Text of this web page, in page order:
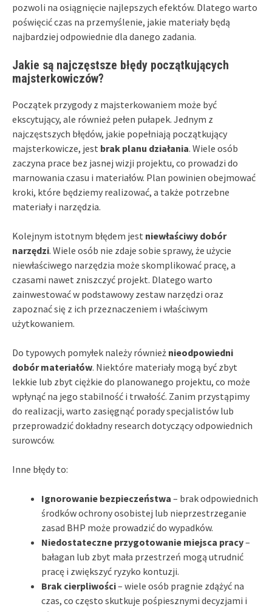
pozwoli na osiągnięcie najlepszych efektów. Dlatego warto
poświęcić czas na przemyślenie, jakie materiały będą
najbardziej odpowiednie dla danego zadania.
Jakie są najczęstsze błędy początkujących
majsterkowiczów?
Początek przygody z majsterkowaniem może być
ekscytujący, ale również pełen pułapek. Jednym z
najczęstszych błędów, jakie popełniają początkujący
majsterkowicze, jest brak planu działania. Wiele osób
zaczyna prace bez jasnej wizji projektu, co prowadzi do
marnowania czasu i materiałów. Plan powinien obejmować
kroki, które będziemy realizować, a także potrzebne
materiały i narzędzia.
Kolejnym istotnym błędem jest niewłaściwy dobór
narzędzi. Wiele osób nie zdaje sobie sprawy, że użycie
niewłaściwego narzędzia może skomplikować pracę, a
czasami nawet zniszczyć projekt. Dlatego warto
zainwestować w podstawowy zestaw narzędzi oraz
zapoznać się z ich przeznaczeniem i właściwym
użytkowaniem.
Do typowych pomyłek należy również nieodpowiedni
dobór materiałów. Niektóre materiały mogą być zbyt
lekkie lub zbyt ciężkie do planowanego projektu, co może
wpłynąć na jego stabilność i trwałość. Zanim przystąpimy
do realizacji, warto zasięgnąć porady specjalistów lub
przeprowadzić dokładny research dotyczący odpowiednich
surowców.
Inne błędy to:
Ignorowanie bezpieczeństwa – brak odpowiednich
środków ochrony osobistej lub nieprzestrzeganie
zasad BHP może prowadzić do wypadków.
Niedostateczne przygotowanie miejsca pracy–
bałagan lub zbyt mała przestrzeń mogą utrudnić
pracę i zwiększyć ryzyko kontuzji.
Brak cierpliwości– wiele osób pragnie zdążyć na
czas, co często skutkuje pośpiesznymi decyzjami i